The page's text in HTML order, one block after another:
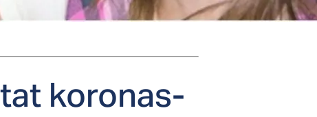
ko­ro­nas­